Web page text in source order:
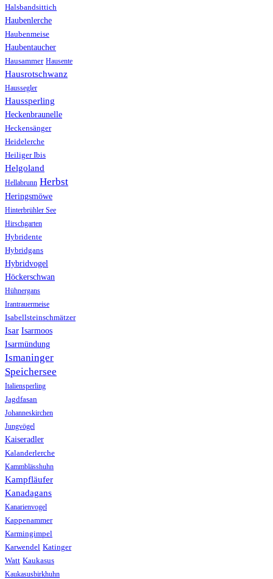
Halsbandsittich
Haubenlerche
Haubenmeise
Haubentaucher
Hausammer Hausente
Hausrotschwanz
Haussegler
Haussperling
Heckenbraunelle
Heckensänger
Heidelerche
Heiliger Ibis
Helgoland
Hellabrunn Herbst
Heringsmöwe
Hinterbrühler See
Hirschgarten
Hybridente
Hybridgans
Hybridvogel
Höckerschwan
Hühnergans
Irantrauermeise
Isabellsteinschmätzer
Isar Isarmoos
Isarmündung
Ismaninger
Speichersee
Italiensperling
Jagdfasan
Johanneskirchen
Jungvögel
Kaiseradler
Kalanderlerche
Kammblässhuhn
Kampfläufer
Kanadagans
Kanarienvogel
Kappenammer
Karmingimpel
Karwendel Katinger
Watt Kaukasus
Kaukasusbirkhuhn